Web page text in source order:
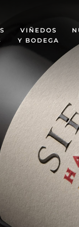
VIÑEDOS
Y BODEGA